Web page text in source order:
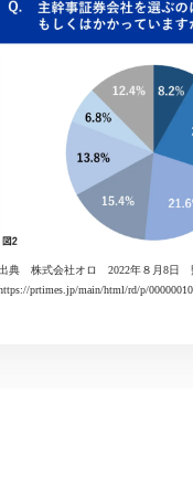
典 株式会社オロ 2022年８月8日
prtimes.jp/main/html/rd/p/